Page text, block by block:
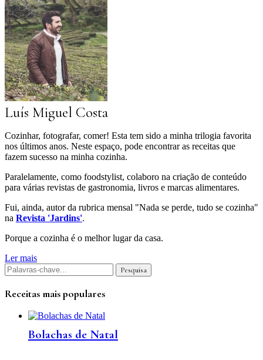
Luís Miguel Costa
Cozinhar, fotografar, comer! Esta tem sido a minha trilogia favorita
nos últimos anos. Neste espaço, pode encontrar as receitas que
fazem sucesso na minha cozinha.
Paralelamente, como foodstylist, colaboro na criação de conteúdo
para várias revistas de gastronomia, livros e marcas alimentares.
Fui, ainda, autor da rubrica mensal "Nada se perde, tudo se cozinha"
na Revista 'Jardins'.
Porque a cozinha é o melhor lugar da casa.
Ler mais
Receitas mais populares
Bolachas de Natal